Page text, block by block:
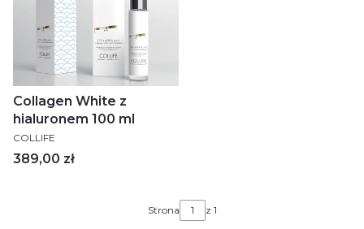
Collagen White z
hialuronem 100 ml
PRODUCENT
COLLIFE
Cena
389,00 zł
Strona z 1